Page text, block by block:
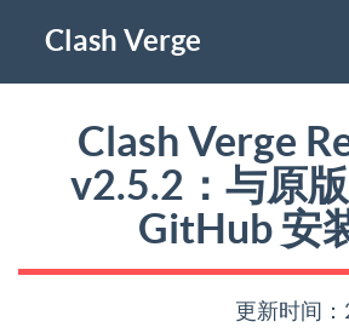
Clash Verge
Clash Verge
v2.5.2：与原版
GitHub 安
更新时间：